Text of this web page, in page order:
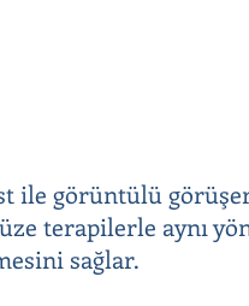
ile görüntülü
terapilerle aynı
sağlar.